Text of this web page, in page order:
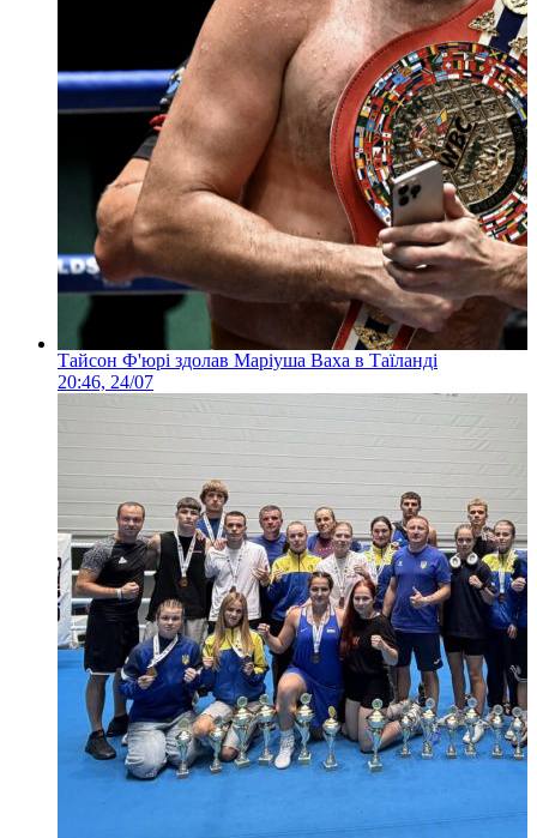
Тайсон Ф'юрі здолав Маріуша Ваха в Таїланді
20:46, 24/07